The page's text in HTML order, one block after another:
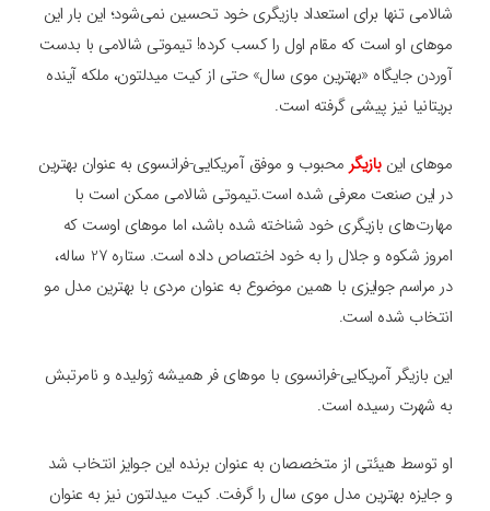
شالامی تنها برای استعداد بازیگری خود تحسین نمی‌شود؛ این بار این
موهای او است که مقام اول را کسب کرده! تیموتی شالامی با بدست
آوردن جایگاه «بهترین موی سال» حتی از کیت میدلتون، ملکه آینده
بریتانیا نیز پیشی گرفته است.
موهای اینبازیگر محبوب و موفق آمریکایی-فرانسوی به عنوان بهترین
در این صنعت معرفی شده است.تیموتی شالامی ممکن است با
مهارت‌های بازیگری خود شناخته شده باشد، اما موهای اوست که
امروز شکوه و جلال را به خود اختصاص داده است. ستاره 27 ساله،
در مراسم جوایزی با همین موضوع به عنوان مردی با بهترین مدل مو
انتخاب شده است.
این بازیگر آمریکایی-فرانسوی با موهای فر همیشه ژولیده‌ و نامرتبش
به شهرت رسیده است.
او توسط هیئتی از متخصصان به عنوان برنده این جوایز انتخاب شد
و جایزه بهترین مدل موی سال را گرفت. کیت میدلتون نیز به عنوان